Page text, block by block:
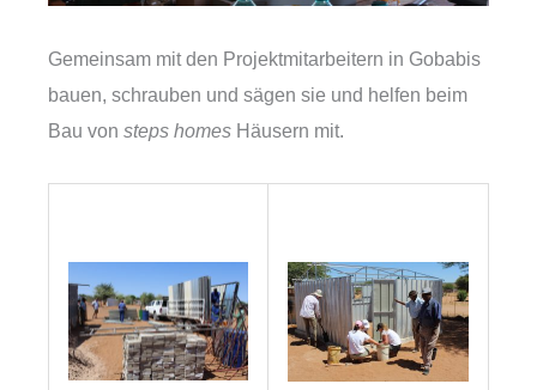
Gemeinsam mit den Projektmitarbeitern in Gobabis
bauen, schrauben und sägen sie und helfen beim
Bau von steps homes Häusern mit.